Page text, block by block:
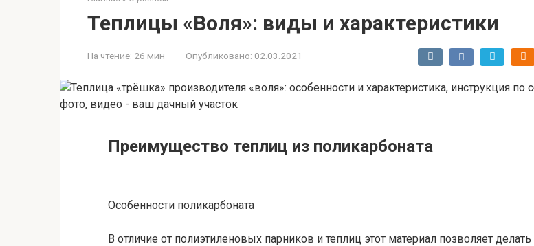
Теплицы «Воля»: виды и характеристики
На чтение: 26 мин Опубликовано: 02.03.2021
Преимущество теплиц из поликарбоната
Особенности поликарбоната
В отличие от полиэтиленовых парников и теплиц этот материал позволяет делать